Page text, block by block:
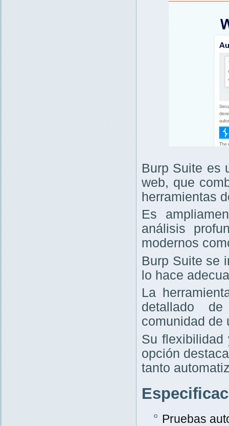
Burp Suite es
web, que
herramientas
Es
análisis
modernos
Burp Suite se
lo hace
La
detallado
comunidad de
Su flexibilidad
opción
tanto
Pruebas